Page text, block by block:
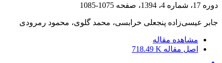
دوره 17، شماره 4، 1394، صفحه 1075-1085
جابر عیسی‌زاده پنجعلی خرابسی، محمد گلوی، محمود رمرودی
مشاهده مقاله
اصل مقاله 718.49 K